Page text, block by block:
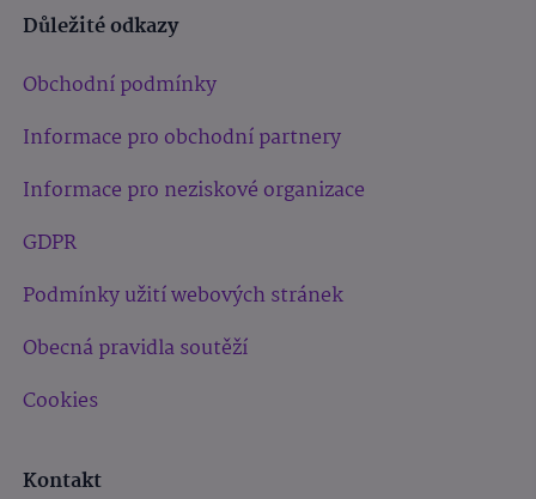
Důležité odkazy
Obchodní podmínky
Informace pro obchodní partnery
Informace pro neziskové organizace
GDPR
Podmínky užití webových stránek
Obecná pravidla soutěží
Cookies
Kontakt